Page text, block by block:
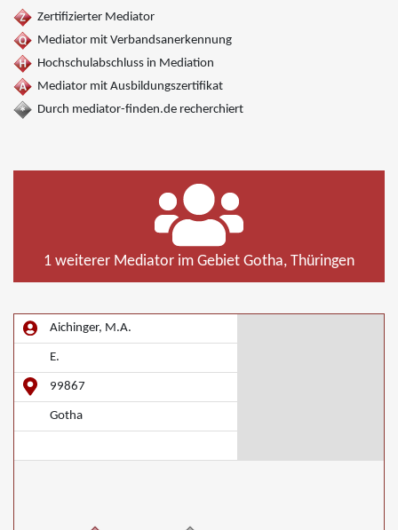
Zertifizierter Mediator
Mediator mit Verbandsanerkennung
Hochschulabschluss in Mediation
Mediator mit Ausbildungszertifikat
Durch mediator-finden.de recherchiert
1 weiterer Mediator im Gebiet Gotha, Thüringen
Aichinger, M.A.
E.
99867
Gotha